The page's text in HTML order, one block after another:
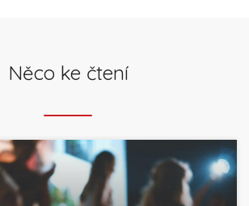
Něco ke čtení